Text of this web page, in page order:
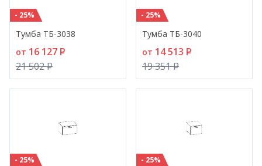
- 25%
Тумба ТБ-3038
от 16 127 P
21 502P
- 25%
Тумба ТБ-3040
от 14 513 P
19 351P
- 25% - 25%